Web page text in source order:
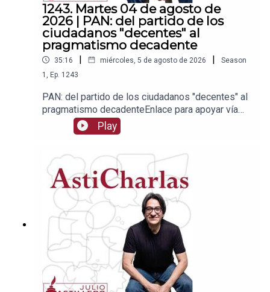
1243. Martes 04 de agosto de
2026 | PAN: del partido de los
ciudadanos "decentes" al
pragmatismo decadente
35:16 | miércoles, 5 de agosto de 2026 |
Season
1
Ep. 1243
PAN: del partido de los ciudadanos "decentes" al
pragmatismo decadenteEnlace para apoyar vía
Patreon:https://www.patreon.com/julioastilleroEnl
ace para hacer donaciones vía
a para hacer transferencias a cuenta BBVA a
nombre de Julio Hernández López:
1539408017CLABE: 012 320 01539408017
2Tienda:https://julioastillerotienda.com/
Play